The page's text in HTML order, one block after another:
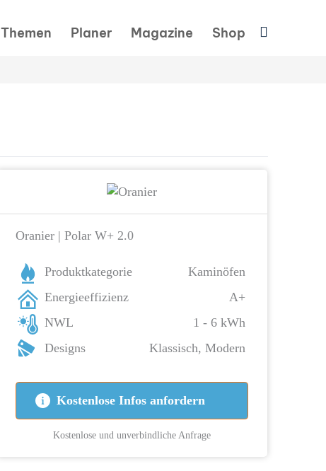
Themen Planer Magazine Shop Suchen
Oranier | Polar W+ 2.0
Produktkategorie
Kaminöfen
Energieeffizienz
A+
NWL
1 - 6 kWh
Designs
Klassisch, Modern
Kostenlose Infos anfordern
Kostenlose und unverbindliche Anfrage